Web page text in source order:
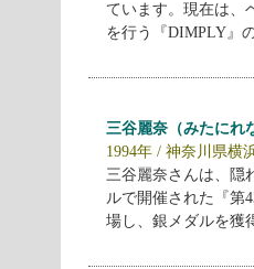
ています。現在は、
を行う『DIMPLY』
三谷麗奈（みたにれ
1994年 / 神奈川県横
三谷麗奈さんは、隠
ルで開催された『第
場し、銀メダルを獲